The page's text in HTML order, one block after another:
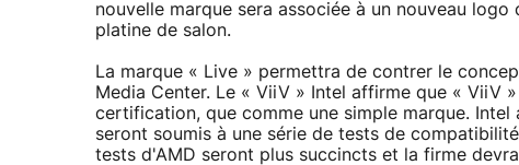
nouvelle marque sera associée à un nouveau
platine de salon.
La marque « Live » permettra de contrer le
Media Center. Le « ViiV » Intel affirme que « ViiV
certification, que comme une simple marque.
seront soumis à une série de tests de
tests d'AMD seront plus succincts et la firme